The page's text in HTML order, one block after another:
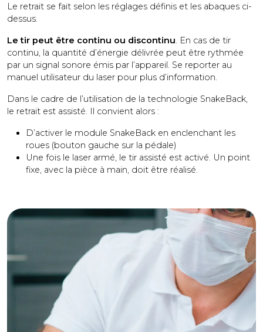
Le retrait se fait selon les réglages définis et les abaques ci-
dessus.
Le tir peut être continu ou discontinu. En cas de tir
continu, la quantité d’énergie délivrée peut être rythmée
par un signal sonore émis par l’appareil. Se reporter au
manuel utilisateur du laser pour plus d’information.
Dans le cadre de l’utilisation de la technologie SnakeBack,
le retrait est assisté. Il convient alors :
D’activer le module SnakeBack en enclenchant les
roues (bouton gauche sur la pédale)
Une fois le laser armé, le tir assisté est activé. Un point
fixe, avec la pièce à main, doit être réalisé.